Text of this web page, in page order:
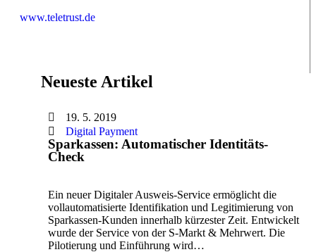
www.teletrust.de
Neueste Artikel
19. 5. 2019
Digital Payment
Sparkassen: Automatischer Identitäts-
Check
Ein neuer Digitaler Ausweis-Service ermöglicht die
vollautomatisierte Identifikation und Legitimierung von
Sparkassen-Kunden innerhalb kürzester Zeit. Entwickelt
wurde der Service von der S-Markt & Mehrwert. Die
Pilotierung und Einführung wird…